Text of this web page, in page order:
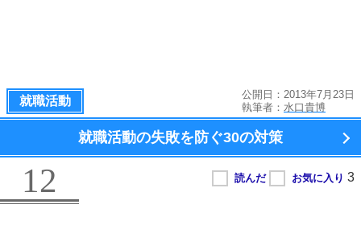
就職活動
公開日：2013年7月23日
執筆者： 水口貴博
就職活動の失敗を防ぐ30の対策
12